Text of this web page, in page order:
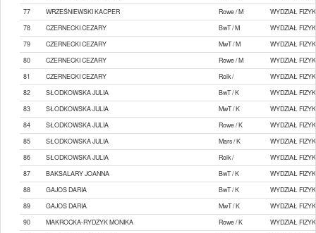
77
WRZEŚNIEWSKI KACPER Rowe / M
WYDZIAŁ
78
CZERNECKI CEZARY BwT / M
WYDZIAŁ
79
CZERNECKI CEZARY MwT / M
WYDZIAŁ
80
CZERNECKI CEZARY Rowe / M
WYDZIAŁ
81
CZERNECKI CEZARY Rolk /
WYDZIAŁ
82
SŁODKOWSKA JULIA BwT / K
WYDZIAŁ
83
SŁODKOWSKA JULIA MwT / K
WYDZIAŁ
84
SŁODKOWSKA JULIA Rowe / K
WYDZIAŁ
85
SŁODKOWSKA JULIA Mars / K
WYDZIAŁ
86
SŁODKOWSKA JULIA Rolk /
WYDZIAŁ
87
BAKSALARY JOANNA BwT / K
WYDZIAŁ
88
GAJOS DARIA BwT / K
WYDZIAŁ
89
GAJOS DARIA MwT / K
WYDZIAŁ
90
MAKROCKA-RYDZYK MONIKA Rowe / K
WYDZIAŁ